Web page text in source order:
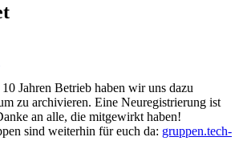
Jahren Betrieb haben wir uns dazu
zu archivieren. Eine Neuregistrierung ist
an alle, die mitgewirkt haben!
sind weiterhin für euch da: gruppen.tech-